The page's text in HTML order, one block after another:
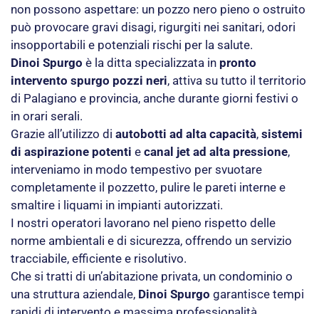
non possono aspettare: un pozzo nero pieno o ostruito
può provocare gravi disagi, rigurgiti nei sanitari, odori
insopportabili e potenziali rischi per la salute.
Dinoi Spurgo è la ditta specializzata in pronto
intervento spurgo pozzi neri, attiva su tutto il territorio
di Palagiano e provincia, anche durante giorni festivi o
in orari serali.
Grazie all’utilizzo di autobotti ad alta capacità, sistemi
di aspirazione potenti e canal jet ad alta pressione,
interveniamo in modo tempestivo per svuotare
completamente il pozzetto, pulire le pareti interne e
smaltire i liquami in impianti autorizzati.
I nostri operatori lavorano nel pieno rispetto delle
norme ambientali e di sicurezza, offrendo un servizio
tracciabile, efficiente e risolutivo.
Che si tratti di un’abitazione privata, un condominio o
una struttura aziendale, Dinoi Spurgo garantisce tempi